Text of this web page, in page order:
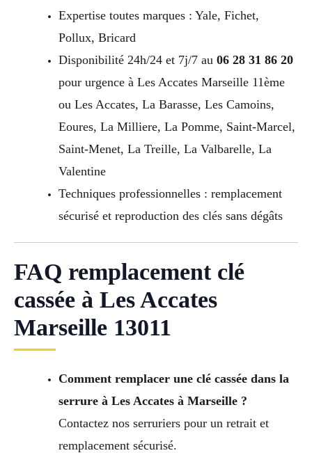
Expertise toutes marques : Yale, Fichet,
Pollux, Bricard
Disponibilité 24h/24 et 7j/7 au 06 28 31 86 20
pour urgence à Les Accates Marseille 11ème
ou Les Accates, La Barasse, Les Camoins,
Eoures, La Milliere, La Pomme, Saint-Marcel,
Saint-Menet, La Treille, La Valbarelle, La
Valentine
Techniques professionnelles : remplacement
sécurisé et reproduction des clés sans dégâts
FAQ remplacement clé
cassée à Les Accates
Marseille 13011
Comment remplacer une clé cassée dans la
serrure à Les Accates à Marseille ?
Contactez nos serruriers pour un retrait et
remplacement sécurisé.